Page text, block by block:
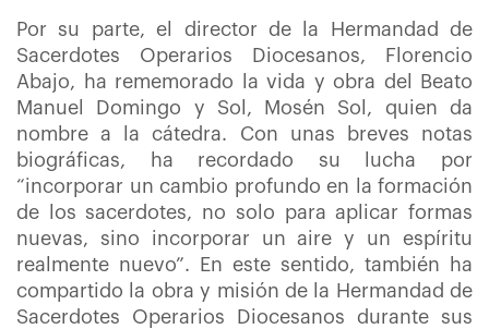
Por su parte, el director de la Hermandad de
Sacerdotes Operarios Diocesanos, Florencio
Abajo, ha rememorado la vida y obra del Beato
Manuel Domingo y Sol, Mosén Sol, quien da
nombre a la cátedra. Con unas breves notas
biográficas, ha recordado su lucha por
“incorporar un cambio profundo en la formación
de los sacerdotes, no solo para aplicar formas
nuevas, sino incorporar un aire y un espíritu
realmente nuevo”. En este sentido, también ha
compartido la obra y misión de la Hermandad de
Sacerdotes Operarios Diocesanos durante sus